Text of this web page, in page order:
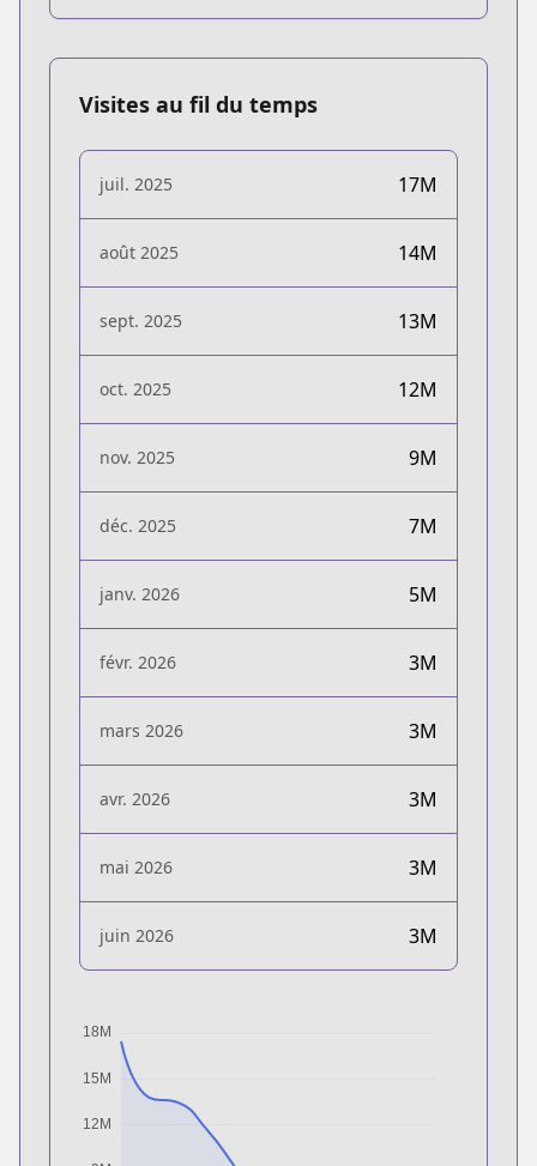
Visites au fil du temps
juil. 2025 17M
août 2025 14M
sept. 2025 13M
oct. 2025 12M
nov. 2025 9M
déc. 2025 7M
janv. 2026 5M
févr. 2026 3M
mars 2026 3M
avr. 2026 3M
mai 2026 3M
juin 2026 3M